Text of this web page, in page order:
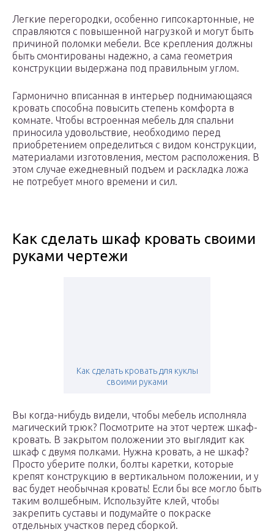
Легкие перегородки, особенно гипсокартонные, не
справляются с повышенной нагрузкой и могут быть
причиной поломки мебели. Все крепления должны
быть смонтированы надежно, а сама геометрия
конструкции выдержана под правильным углом.
Гармонично вписанная в интерьер поднимающаяся
кровать способна повысить степень комфорта в
комнате. Чтобы встроенная мебель для спальни
приносила удовольствие, необходимо перед
приобретением определиться с видом конструкции,
материалами изготовления, местом расположения. В
этом случае ежедневный подъем и раскладка ложа
не потребует много времени и сил.
Как сделать шкаф кровать своими
руками чертежи
Как сделать кровать для куклы
своими руками
Вы когда-нибудь видели, чтобы мебель исполняла
магический трюк? Посмотрите на этот чертеж шкаф-
кровать. В закрытом положении это выглядит как
шкаф с двумя полками. Нужна кровать, а не шкаф?
Просто уберите полки, болты каретки, которые
крепят конструкцию в вертикальном положении, и у
вас будет необычная кровать! Если бы все могло быть
таким волшебным. Используйте клей, чтобы
закрепить суставы и подумайте о покраске
отдельных участков перед сборкой.